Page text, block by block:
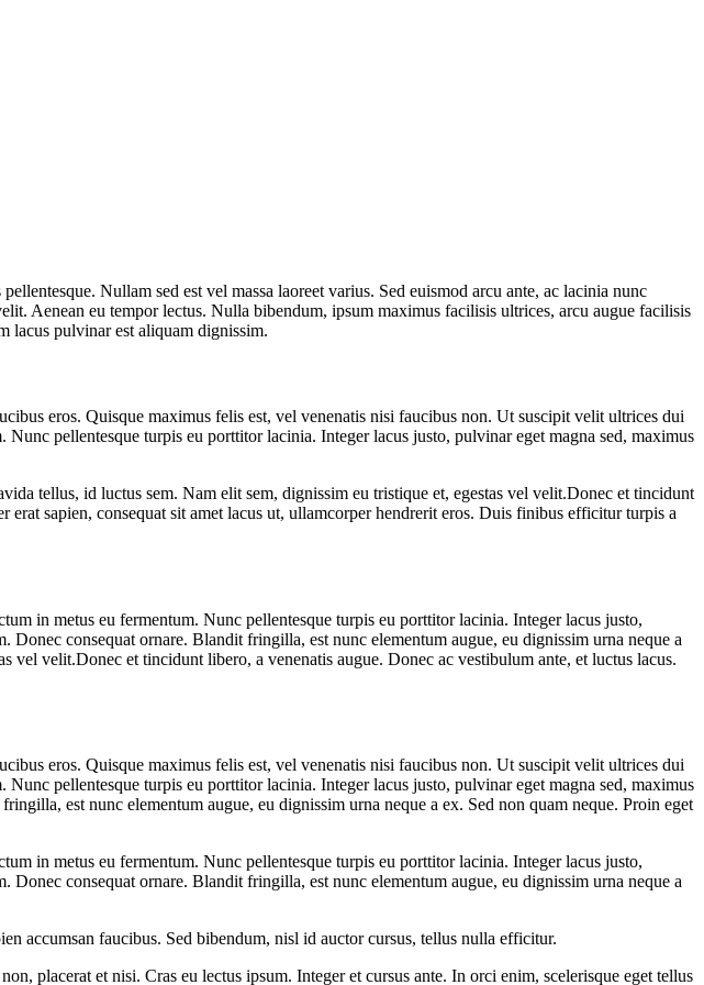
Nullam sed est vel massa laoreet varius. Sed euismod arcu ante, ac lacinia nunc
Aenean eu tempor lectus. Nulla bibendum, ipsum maximus facilisis ultrices, arcu augue facilisis
lacus pulvinar est aliquam dignissim.
eros. Quisque maximus felis est, vel venenatis nisi faucibus non. Ut suscipit velit ultrices dui
pellentesque turpis eu porttitor lacinia. Integer lacus justo, pulvinar eget magna sed, maximus
tellus, id luctus sem. Nam elit sem, dignissim eu tristique et, egestas vel velit.Donec et tincidunt
sapien, consequat sit amet lacus ut, ullamcorper hendrerit eros. Duis finibus efficitur turpis a
in metus eu fermentum. Nunc pellentesque turpis eu porttitor lacinia. Integer lacus justo,
consequat ornare. Blandit fringilla, est nunc elementum augue, eu dignissim urna neque a
vel velit.Donec et tincidunt libero, a venenatis augue. Donec ac vestibulum ante, et luctus lacus.
eros. Quisque maximus felis est, vel venenatis nisi faucibus non. Ut suscipit velit ultrices dui
pellentesque turpis eu porttitor lacinia. Integer lacus justo, pulvinar eget magna sed, maximus
est nunc elementum augue, eu dignissim urna neque a ex. Sed non quam neque. Proin eget
in metus eu fermentum. Nunc pellentesque turpis eu porttitor lacinia. Integer lacus justo,
consequat ornare. Blandit fringilla, est nunc elementum augue, eu dignissim urna neque a
accumsan faucibus. Sed bibendum, nisl id auctor cursus, tellus nulla efficitur.
placerat et nisi. Cras eu lectus ipsum. Integer et cursus ante. In orci enim, scelerisque eget tellus